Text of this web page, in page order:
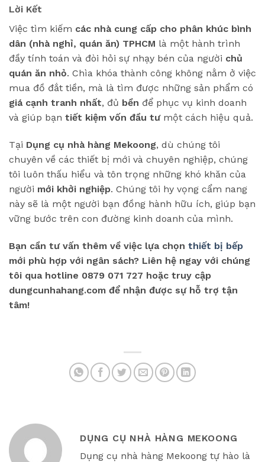
Lời Kết
Việc tìm kiếm các nhà cung cấp cho phân khúc bình
dân (nhà nghỉ, quán ăn) TPHCM là một hành trình
đầy tính toán và đòi hỏi sự nhạy bén của người chủ
quán ăn nhỏ. Chìa khóa thành công không nằm ở việc
mua đồ đắt tiền, mà là tìm được những sản phẩm có
giá cạnh tranh nhất, đủ bền để phục vụ kinh doanh
và giúp bạn tiết kiệm vốn đầu tưmột cách hiệu quả.
Tại Dụng cụ nhà hàng Mekoong, dù chúng tôi
chuyên về các thiết bị mới và chuyên nghiệp, chúng
tôi luôn thấu hiểu và tôn trọng những khó khăn của
người mới khởi nghiệp. Chúng tôi hy vọng cẩm nang
này sẽ là một người bạn đồng hành hữu ích, giúp bạn
vững bước trên con đường kinh doanh của mình.
Bạn cần tư vấn thêm về việc lựa chọn thiết bị bếp
mới phù hợp với ngân sách? Liên hệ ngay với chúng
tôi qua hotline 0879 071 727 hoặc truy cập
dungcunhahang.com để nhận được sự hỗ trợ tận
tâm!
DỤNG CỤ NHÀ HÀNG MEKOONG
Dụng cụ nhà hàng Mekoong tự hào là